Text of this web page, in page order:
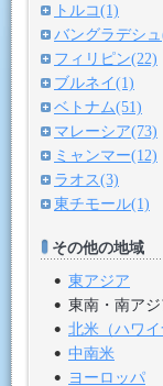
トルコ(1)
バングラデシ
フィリピン(22)
ブルネイ(1)
ベトナム(51)
マレーシア(73)
ミャンマー(12)
ラオス(3)
東チモール(1)
その他の地域
東アジア
東南・南アジ
北米（ハワイ
中南米
ヨーロッパ